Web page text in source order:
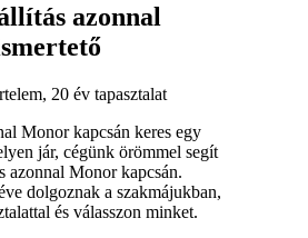
azonnal
20 év tapasztalat
Monor kapcsán keres egy
jár, cégünk örömmel segít
azonnal Monor kapcsán.
dolgoznak a szakmájukban,
és válasszon minket.